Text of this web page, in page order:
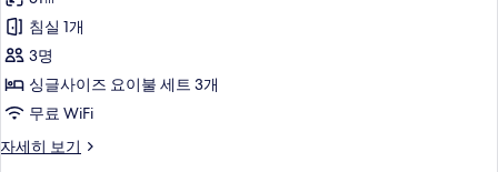
층
사
진
모
두
전
용
욕
실,
층
세
스
튜
디
오,
용
침실 1개
3명
싱글사이즈 요이불 세트 3개
무료 WiFi
자세히 보기
디